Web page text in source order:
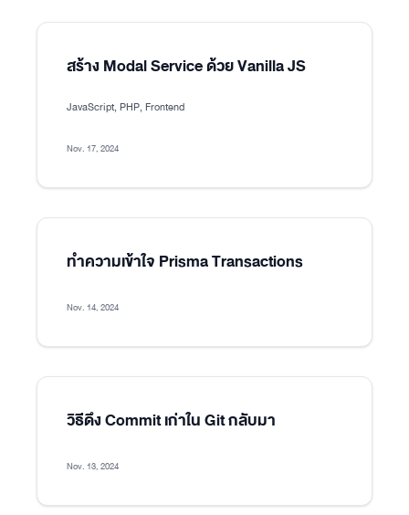
สร้าง Modal Service ด้วย Vanilla JS
JavaScript, PHP, Frontend
Nov. 17, 2024
ทำความเข้าใจ Prisma Transactions
Nov. 14, 2024
วิธีดึง Commit เก่าใน Git กลับมา
Nov. 13, 2024